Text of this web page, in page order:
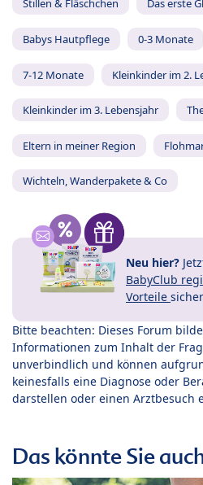
Stillen & Fläschchen Das erste
Babys Hautpflege 0-3 Monate
7-12 Monate Kleinkinder im 2.
Kleinkinder im 3. Lebensjahr
Eltern in meiner Region
Wichteln, Wanderpakete & Co
Neu hier?
BabyClub
Vorteile
Bitte beachten: Dieses Forum
Informationen zum Inhalt der
unverbindlich und können
keinesfalls eine Diagnose oder
darstellen oder einen Arztbesuch
Das könnte Sie